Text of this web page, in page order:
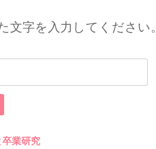
文字を入力してください。
卒業研究